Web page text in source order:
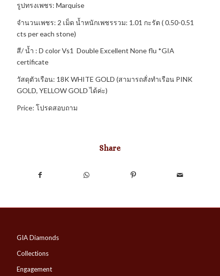
รูปทรงเพชร: Marquise
จำนวนเพชร: 2 เม็ด น้ำหนักเพชรรวม: 1.01 กะรัต ( 0.50-0.51
cts per each stone)
สี/ น้ำ : D color Vs1 Double Excellent None flu *GIA
certificate
วัสดุตัวเรือน: 18K WHITE GOLD (สามารถสั่งทำเรือน PINK
GOLD, YELLOW GOLD ได้ค่ะ)
Price: โปรดสอบถาม
Share
GIA Diamonds
Collections
Engagement